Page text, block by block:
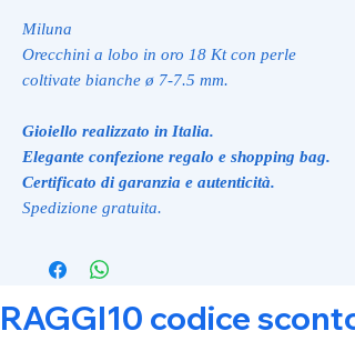
Miluna
Orecchini a lobo in oro 18 Kt con perle
coltivate bianche ø 7-7.5 mm.
Gioiello realizzato in Italia.
Elegante confezione regalo e shopping bag.
Certificato di garanzia e autenticità.
Spedizione gratuita.
RAGGI10 codice